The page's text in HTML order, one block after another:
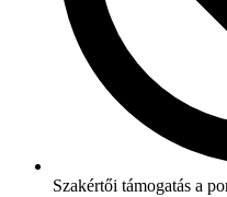
Szakértői támogatás a